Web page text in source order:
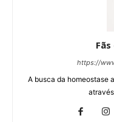
https://
A busca da homeostase